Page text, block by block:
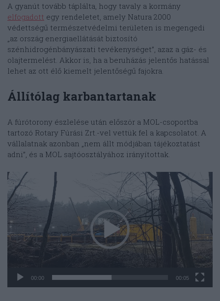
A gyanút tovább táplálta, hogy tavaly a kormány
elfogadott egy rendeletet, amely Natura 2000
védettségű természetvédelmi területen is megengedi
„az ország energiaellátását biztosító
szénhidrogénbányászati tevékenységet”, azaz a gáz- és
olajtermelést. Akkor is, ha a beruházás jelentős hatással
lehet az ott élő kiemelt jelentőségű fajokra.
Állítólag karbantartanak
A fúrótorony észlelése után először a MOL-csoportba
tartozó Rotary Fúrási Zrt.-vel vettük fel a kapcsolatot. A
vállalatnak azonban „nem állt módjában tájékoztatást
adni”, és a MOL sajtóosztályához irányítottak.
Videólejátszó
00:00 00:05